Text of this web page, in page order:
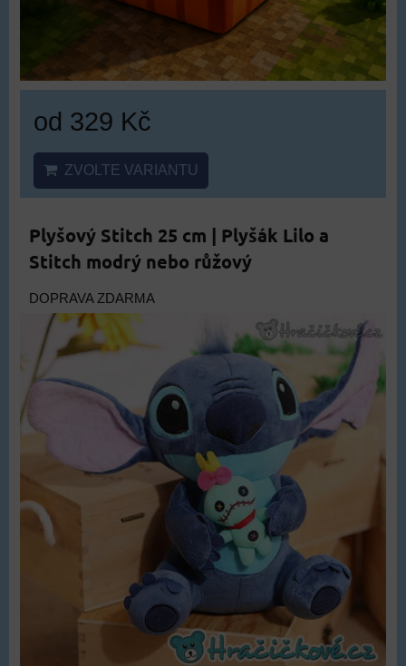
od 329 Kč
ZVOLTE VARIANTU
Plyšový Stitch 25 cm | Plyšák Lilo a
Stitch modrý nebo růžový
DOPRAVA ZDARMA